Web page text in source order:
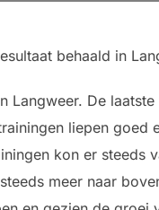
behaald in
De
liepen goed
kon er steeds
meer naar